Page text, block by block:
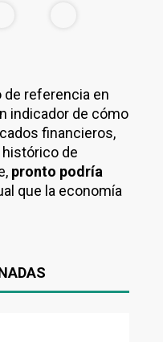
de referencia en
indicador de cómo
financieros,
de
pronto podría
que la economía